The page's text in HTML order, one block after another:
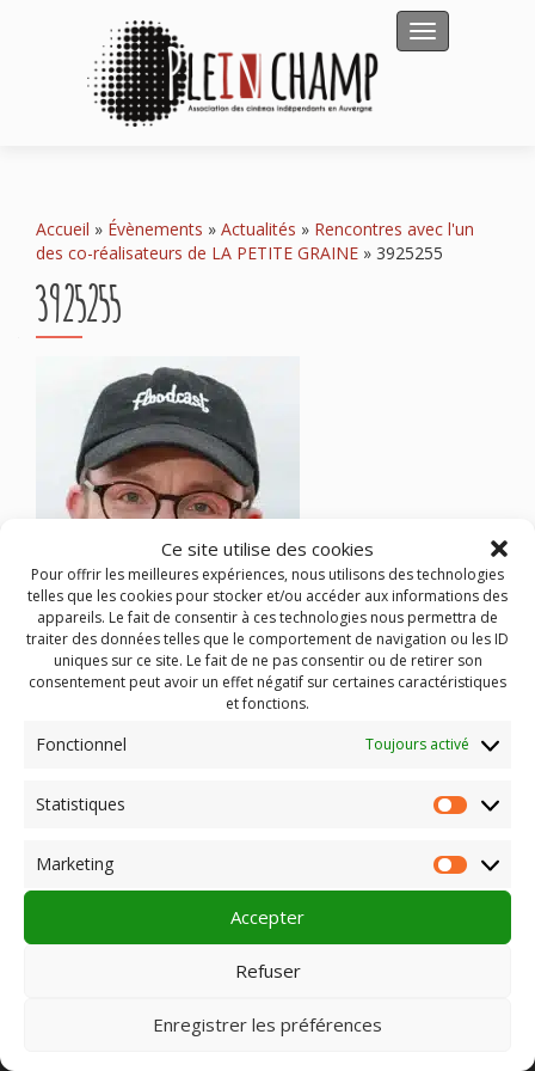
Ce site utilise des cookies
Pour offrir les meilleures expériences, nous utilisons des technologies
telles que les cookies pour stocker et/ou accéder aux informations des
appareils. Le fait de consentir à ces technologies nous permettra de
traiter des données telles que le comportement de navigation ou les ID
uniques sur ce site. Le fait de ne pas consentir ou de retirer son
consentement peut avoir un effet négatif sur certaines caractéristiques
et fonctions.
Fonctionnel Toujours activé
Statistiques
Marketing
Accepter
Refuser
Enregistrer les préférences
Afficher/
Accueil » Évènements » Actualités » Rencontres avec l'un
des co-réalisateurs de LA PETITE GRAINE » 3925255
3925255
Pôle 22 bis impasse Bonnabaud